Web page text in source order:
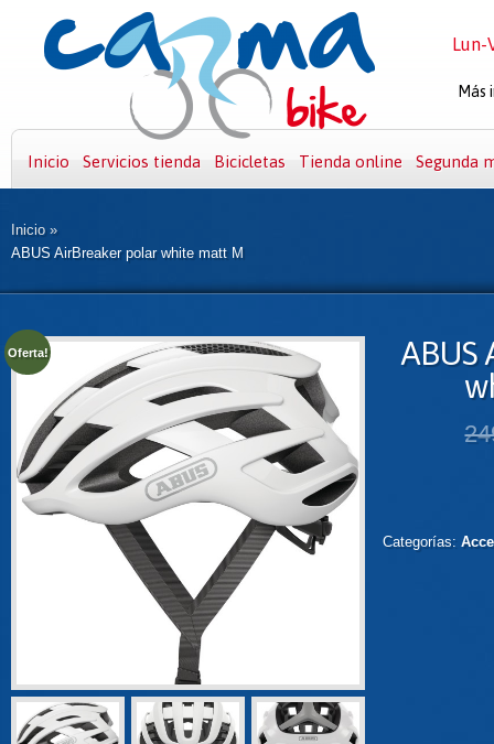
Inicio Servicios tienda Bicicletas Tienda online Segunda
Inicio »
ABUS AirBreaker polar white matt M
Oferta!
ABUS
Categorías:
Lun-
Más